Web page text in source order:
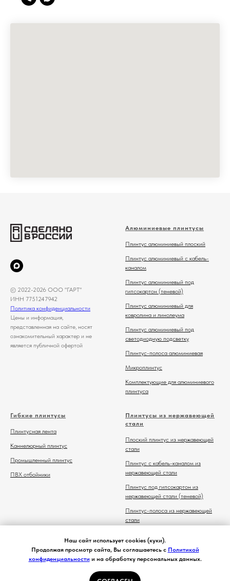
Наш сайт использует cookies (куки).
Продолжая просмотр сайта, Вы соглашаетесь с Политикой
конфиденциальности и на обработку персональных данных.
© 2022-2026 ООО "ГАРТ"
ИНН 7751247942
Политика конфиденциальности
Цены и информация,
представленная на сайте, носят
ознакомительный характер и не
является публичной офертой
Алюминиевые плинтусы
Плинтус алюминиевый плоский
Плинтус алюминиевый с кабель-
каналом
Плинтус алюминиевый под
гипсокартон (теневой)
Плинтус алюминиевый для
ковролина и линолеума
Плинтус алюминиевый под
светодиодную подсветку
Плинтус-полоса алюминиевая
Микроплинтус
Комплектующие для алюминиевого
плинтуса
Гибкие плинтусы
Плинтусная лента
Каннелюрный плинтус
Промышленный плинтус
ПВХ отбойники
Плинтусы из нержавеющей
стали
Плоский плинтус из нержавеющей
стали
Плинтус с кабель-каналом из
нержавеющей стали
Плинтус под гипсокартон из
нержавеющей стали (теневой)
Плинтус-полоса из нержавеющей
стали
нержавеющей стали